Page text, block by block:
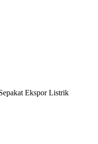
Ekspor Listrik